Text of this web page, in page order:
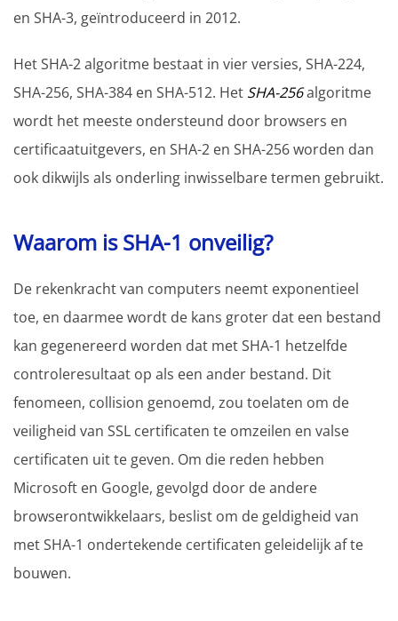
en SHA-3, geïntroduceerd in 2012.
Het SHA-2 algoritme bestaat in vier versies, SHA-224,
SHA-256, SHA-384 en SHA-512. Het SHA-256algoritme
wordt het meeste ondersteund door browsers en
certificaatuitgevers, en SHA-2 en SHA-256 worden dan
ook dikwijls als onderling inwisselbare termen gebruikt.
Waarom is SHA-1 onveilig?
De rekenkracht van computers neemt exponentieel
toe, en daarmee wordt de kans groter dat een bestand
kan gegenereerd worden dat met SHA-1 hetzelfde
controleresultaat op als een ander bestand. Dit
fenomeen, collision genoemd, zou toelaten om de
veiligheid van SSL certificaten te omzeilen en valse
certificaten uit te geven. Om die reden hebben
Microsoft en Google, gevolgd door de andere
browserontwikkelaars, beslist om de geldigheid van
met SHA-1 ondertekende certificaten geleidelijk af te
bouwen.